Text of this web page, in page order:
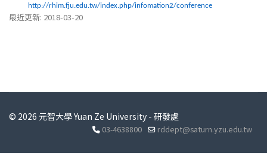
http://rhim.fju.edu.tw/index.php/infomation2/conference
最近更新: 2018-03-20
© 2026 元智大學 Yuan Ze University - 研發處
03-4638800 rddept@saturn.yzu.edu.tw